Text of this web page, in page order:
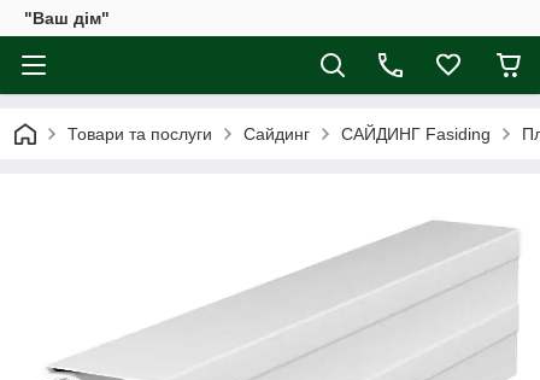
"Ваш дім"
Товари та послуги Сайдинг САЙДИНГ Fasiding